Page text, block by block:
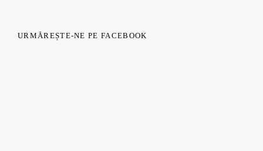
URMĂREȘTE-NE PE FACEBOOK